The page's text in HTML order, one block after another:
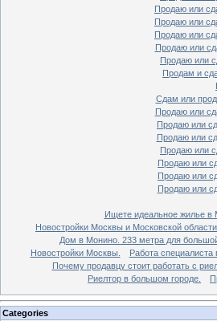
Продаю или
Продаю или
Продаю или
Продаю или
Продаю или
Продам и
Сдам или
Продаю или
Продаю или
Продаю или
Продаю или
Продаю или
Продаю или
Продаю или
Ищете идеальное жилье в
Новостройки Москвы и Московской области.
Дом в Монино. 233 метра для
Новостройки Москвы.
Работа
Почему продавцу стоит работать с
Риелтор в большом городе.
Categories